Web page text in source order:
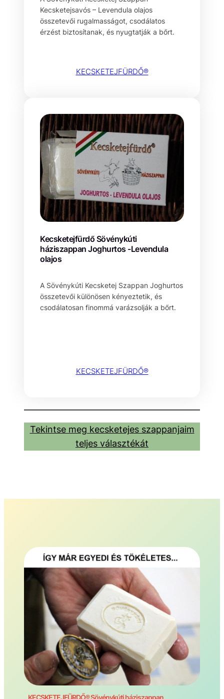
Kecsketejsavós – Levendula olajos
összetevői rugalmasságot, csodálatos
érzést biztosítanak, és nyugtatják a bőrt.
KECSKETEJFÜRDŐ®
Kecsketejfürdő Sövénykúti
háziszappan Joghurtos -Levendula
olajos
A Sövénykúti Kecsketej Szappan Joghurtos
összetevői különösen kényeztetik, és
csodálatosan finommá varázsolják a bőrt.
KECSKETEJFÜRDŐ®
Tekintse meg kecsketejes szappanjaim
teljes választékát